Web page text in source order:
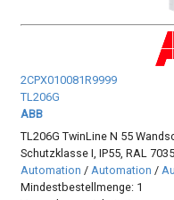
2CPX010081R9999
TL206G
ABB
TL206G TwinLine N 55
Schutzklasse I, IP55, RAL 7035
Automation /Automation /
Mindestbestellmenge: 1